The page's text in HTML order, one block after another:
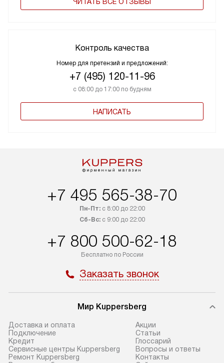
Контроль качества
Номер для претензий и предложений:
+7 (495) 120-11-96
с 08:00 до 17:00 по будням
НАПИСАТЬ
+7 495 565-38-70
Пн-Пт:с 8:00 до 22:00
Сб-Вс:с 9:00 до 22:00
+7 800 500-62-18
Бесплатно по России
Заказать звонок
Мир Kuppersberg
Доставка и оплата
Подключение
Кредит
Сервисные центры Kuppersberg
Ремонт Kuppersberg
Акции
Cтатьи
Глоссарий
Вопросы и ответы
Контакты